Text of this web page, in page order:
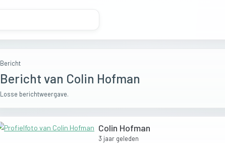
Bericht
Bericht van Colin Hofman
Losse berichtweergave.
Colin Hofman
3 jaar geleden